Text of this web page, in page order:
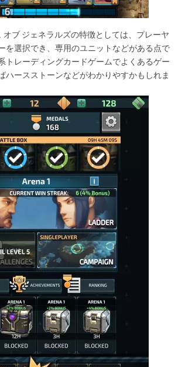
オブ ジェネラルズの特徴としては、プレーヤ
を選択でき、専用のユニットなどがある点で
トレーディングカードゲームでよくあるゲー
ハースストーンなどがわかりやすかもしれま